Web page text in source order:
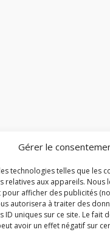
Gérer le
technologies telles que les
relatives aux appareils. Nous
afficher des publicités
autorisera à traiter des
ID uniques sur ce site. Le fait
avoir un effet négatif sur